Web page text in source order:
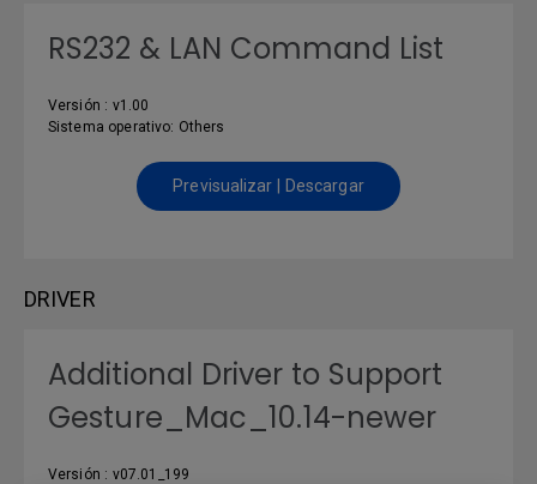
RS232 & LAN Command List
Versión : v1.00
Sistema operativo: Others
Previsualizar | Descargar
DRIVER
Additional Driver to Support
Gesture_Mac_10.14-newer
Versión : v07.01_199